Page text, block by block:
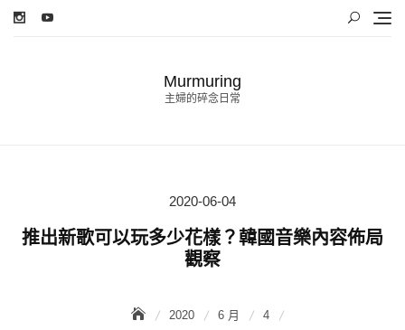
Skip
Murmuring
主婦的碎念日常
Posted
on
2020-06-04
推出新歌可以玩多少花樣？韓國音樂內容佈局
觀察
2020 6 月
4